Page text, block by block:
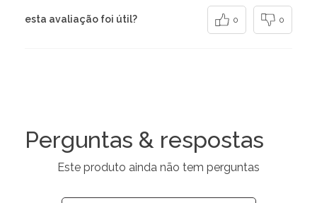
esta avaliação foi útil? 0 0
Perguntas & respostas
Este produto ainda não tem perguntas